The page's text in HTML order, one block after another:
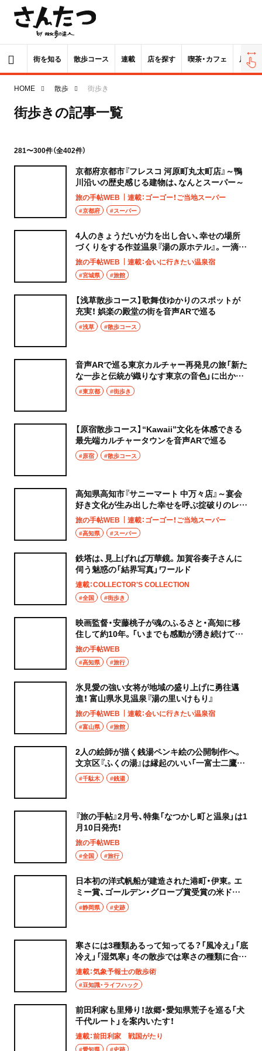
街を知る 散歩コース 連載 店を探す 喫茶・カフェ 居酒屋
HOME 散歩 街歩き
街歩きの記事一覧
281〜300件（全402件）
京都府京都市『フレスコ 河原町丸太町店』～鴨
川沿いの歴史感じる建物は、なんとスーパー～
旅の手帖WEB 連載：ゴーゴー！ご当地スーパー
#京都府 #スーパー
4人のきょうだいが力を出し合い、幸せの場所
づくりをする作並温泉『湯の原ホテル』。一滴が
やがて大河となる日まで
旅の手帖WEB 連載：会いに行きたい温泉宿
#宮城県 #旅館
【浅草散歩コース】歌舞伎ゆかりのスポットが
充実！ 娯楽の殿堂の街を音声ARで巡る
#浅草 #散歩コース
音声ARで巡る東京カルチャー再発見の旅「新た
な一歩と伝統が織りなす東京の音色」に出かけ
よう
#東京都 #街歩き
【原宿散歩コース】“Kawaii”文化を体感できる
最先端カルチャータウンを音声ARで巡る
#原宿 #散歩コース
高知県高知市『サニーマート 中万々店』～宴会
好き文化が生み出した幸せを呼ぶ掟破りのレイ
アウト～
旅の手帖WEB 連載：ゴーゴー！ご当地スーパー
#高知県 #スーパー
鉄塔は、見上げれば万華鏡。加賀谷奏子さんに
伺う魅惑の「結界写真」ワールド
連載：COLLECTOR'S COLLECTION
#全国 #街歩き
映画監督・安藤桃子が魂のふるさと・高知に移
住して約10年。「いまでも感動が湧き続けてい
ます」
旅の手帖WEB
#高知県 #旅行
氷見愛の強い女将が地域の盛り上げに勇往邁
進！ 富山県氷見温泉『湯の里いけもり』
旅の手帖WEB 連載：会いに行きたい温泉宿
#富山県 #旅館
2人の絵師が描く銭湯ペンキ絵の公開制作へ。
文京区『ふくの湯』は縁起のいい「一富士二鷹三
茄子」が一年中見られる⁉
#千駄木 #銭湯
『旅の手帖』2月号、特集「なつかし町と温泉」は1
月10日発売！
旅の手帖WEB
#全国 #旅行
日本初の洋式帆船が建造された港町・伊東。エ
ミー賞、ゴールデン・グローブ賞受賞の米ドラ
マ 『SHOGUN 将軍』ゆかりの地を歩く【前編】
#静岡県 #史跡
寒さには3種類あるって知ってる？「風冷え」「底
冷え」「湿気寒」 冬の散歩では寒さの種類に合っ
た万全な備えを
連載：気象予報士の散歩術
#豆知識・ライフハック
前田利家も里帰り！故郷・愛知県荒子を巡る「犬
千代ルート」を案内いたす！
連載：前田利家 戦国がたり
#愛知県 #史跡